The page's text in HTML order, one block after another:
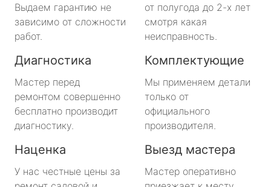
Выдаем гарантию не
зависимо от сложности
работ.
от полугода до 2-х лет
смотря какая
неисправность.
Диагностика
Мастер перед
ремонтом совершенно
бесплатно производит
диагностику.
Комплектующие
Мы применяем детали
только от
официального
производителя.
Наценка
У нас честные цены за
Выезд мастера
Мастер оперативно